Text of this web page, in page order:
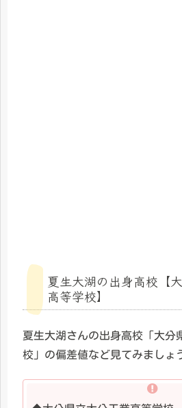
夏生大湖の出身高校【
高等学校】
夏生大湖さんの出身高校「大分
校」の偏差値など見てみましょ